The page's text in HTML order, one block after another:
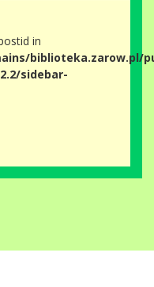
in
biblioteka.zarow.pl/
sidebar-